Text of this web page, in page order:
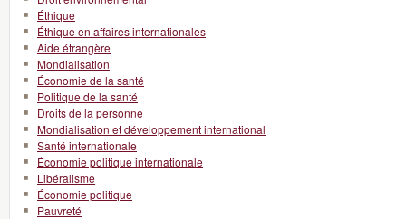
Éthique
Éthique en affaires internationales
Aide étrangère
Mondialisation
Économie de la santé
Politique de la santé
Droits de la personne
Mondialisation et développement international
Santé internationale
Économie politique internationale
Libéralisme
Économie politique
Pauvreté